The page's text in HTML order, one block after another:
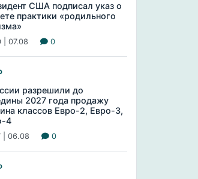
США подписал указ о
практики «родильного
| 07.08 0
разрешили до
2027 года продажу
классов Евро-2, Евро-3,
4
| 06.08 0